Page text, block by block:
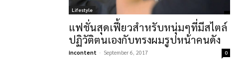
Lifestyle
แฟชั่นสุดเฟี้ยวสำหรับหนุ่มๆที่มีสไตล์
ปฏิวัติตนเองกับทรงผมรูปหน้าคนดัง
incontent - September 6, 2017 0